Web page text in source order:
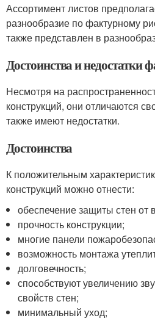
Ассортимент листов
разнообразие по фактурному
также представлен в
Достоинства и недостатки
Несмотря на
конструкций, они отличаются
также имеют недостатки.
Достоинства
К положительным
конструкций можно отнести:
обеспечение защиты стен от
прочность конструкции;
многие панели
возможность монтажа
долговечность;
способствуют увеличению
свойств стен;
минимальный уход;